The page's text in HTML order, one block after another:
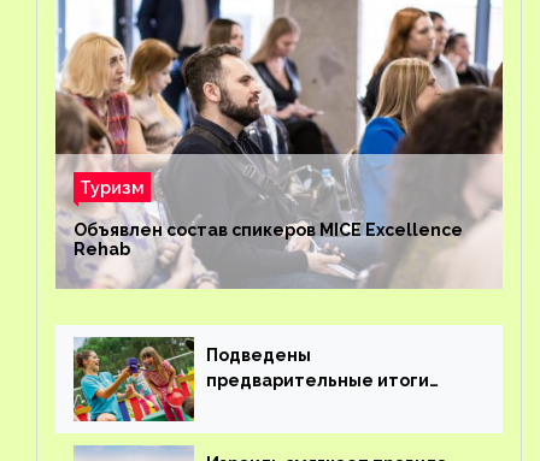
Туризм
Объявлен состав спикеров MICE Excellence
Rehab
Подведены
предварительные итоги